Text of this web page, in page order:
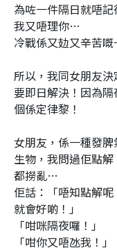
為咗一件隔日就唔
我又唔理你…
冷戰係又攰又辛苦
所以，我同女朋友
要即日解決！因為
個係定律黎！
女朋友，係一種發
生物，我問過佢點
都撈亂…
佢話：「唔知點解
就會好啲！」
「咁咪隔夜囉！」
「咁你又唔氹我！」